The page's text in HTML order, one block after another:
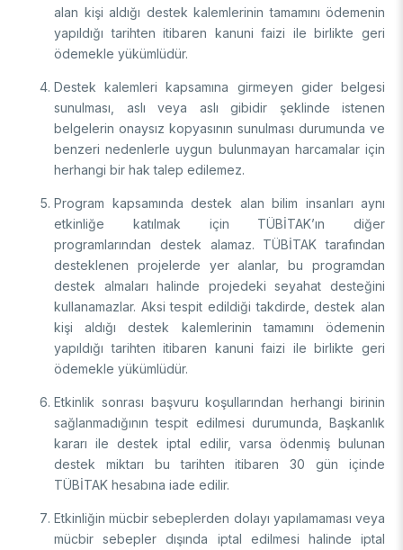
alan kişi aldığı destek kalemlerinin tamamını ödemenin
yapıldığı tarihten itibaren kanuni faizi ile birlikte geri
ödemekle yükümlüdür.
Destek kalemleri kapsamına girmeyen gider belgesi
sunulması, aslı veya aslı gibidir şeklinde istenen
belgelerin onaysız kopyasının sunulması durumunda ve
benzeri nedenlerle uygun bulunmayan harcamalar için
herhangi bir hak talep edilemez.
Program kapsamında destek alan bilim insanları aynı
etkinliğe katılmak için TÜBİTAK’ın diğer
programlarından destek alamaz. TÜBİTAK tarafından
desteklenen projelerde yer alanlar, bu programdan
destek almaları halinde projedeki seyahat desteğini
kullanamazlar. Aksi tespit edildiği takdirde, destek alan
kişi aldığı destek kalemlerinin tamamını ödemenin
yapıldığı tarihten itibaren kanuni faizi ile birlikte geri
ödemekle yükümlüdür.
Etkinlik sonrası başvuru koşullarından herhangi birinin
sağlanmadığının tespit edilmesi durumunda, Başkanlık
kararı ile destek iptal edilir, varsa ödenmiş bulunan
destek miktarı bu tarihten itibaren 30 gün içinde
TÜBİTAK hesabına iade edilir.
Etkinliğin mücbir sebeplerden dolayı yapılamaması veya
mücbir sebepler dışında iptal edilmesi halinde iptal